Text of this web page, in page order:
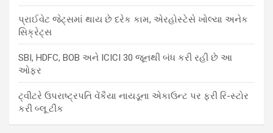
પ્રાઈવેટ જેટ્સમાં થાય છે દરેક કામ, એરહોસ્ટેસે ખોલ્યા અનેક
સિક્રેટ્સ
SBI, HDFC, BOB અને ICICI 30 જૂનથી બંધ કરી રહી છે આ
ઓફર
ટ્વીટરે ઉપરાષ્ટ્રપતિ વેંકૈયા નાયડૂના એકાઉન્ટ પર ફરી રિ-સ્ટોર
કરી બ્લૂ ટીક